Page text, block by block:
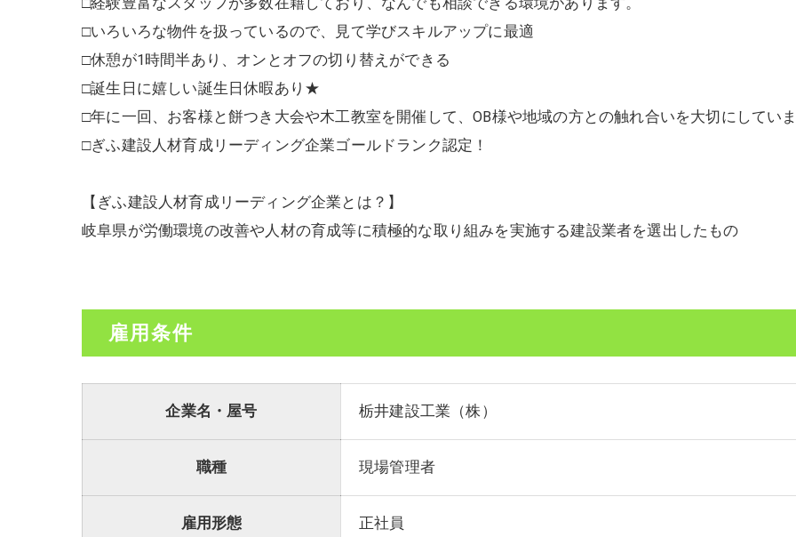
□いろいろな物件を扱っているので、見て学びスキルアップに最適
□休憩が1時間半あり、オンとオフの切り替えができる
□誕生日に嬉しい誕生日休暇あり★
□年に一回、お客様と餅つき大会や木工教室を開催して、OB様や地域の方との触れ合いを大切にしてい
□ぎふ建設人材育成リーディング企業ゴールドランク認定！
【ぎふ建設人材育成リーディング企業とは？】
岐阜県が労働環境の改善や人材の育成等に積極的な取り組みを実施する建設業者を選出したもの
雇用条件
企業名・屋号 栃井建設工業（株）
職種 現場管理者
雇用形態 正社員